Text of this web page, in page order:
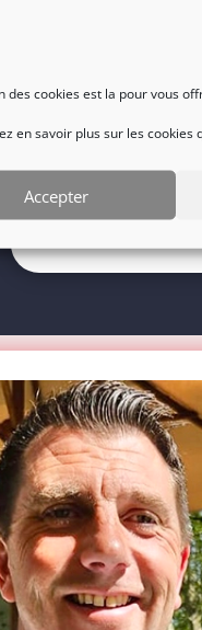
des cookies est la pour vous
en savoir plus sur les
Accepter
ensemble dans un
parasnowboard,
performance,
dépassement de soi.